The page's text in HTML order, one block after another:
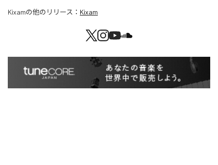
Kixamの他のリリース： Kixam